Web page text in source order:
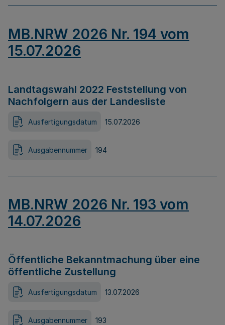
MB.NRW 2026 Nr. 194 vom
15.07.2026
Landtagswahl 2022 Feststellung von
Nachfolgern aus der Landesliste
Ausfertigungsdatum 15.07.2026
Ausgabennummer 194
MB.NRW 2026 Nr. 193 vom
14.07.2026
Öffentliche Bekanntmachung über eine
öffentliche Zustellung
Ausfertigungsdatum 13.07.2026
Ausgabennummer 193